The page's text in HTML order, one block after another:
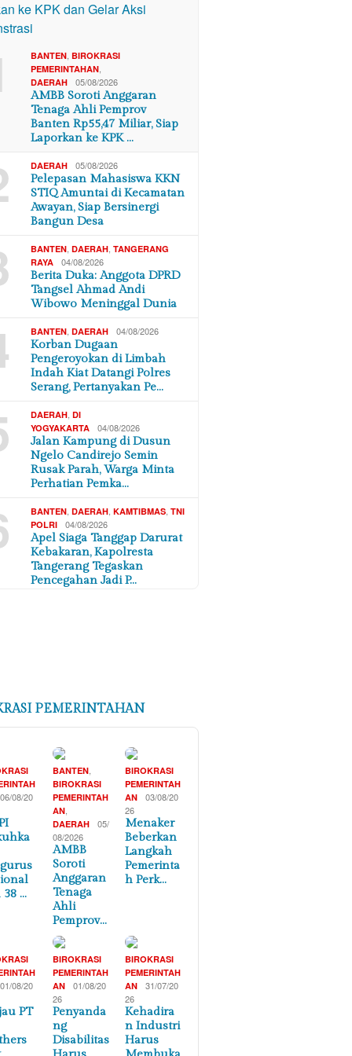
BANTEN ,BIROKRASI
PEMERINTAHAN
DAERAH 05/08/2026
AMBB Soroti Anggaran
Tenaga Ahli Pemprov
Banten Rp55,47 Miliar, Siap
Laporkan ke KPK …
DAERAH 05/08/2026
Pelepasan Mahasiswa KKN
STIQ Amuntai di Kecamatan
Awayan, Siap Bersinergi
Bangun Desa
BANTEN ,DAERAH ,TANGERANG
RAYA
04/08/2026
Berita Duka: Anggota DPRD
Tangsel Ahmad Andi
Wibowo Meninggal Dunia
BANTEN ,DAERAH 04/08/2026
Korban Dugaan
Pengeroyokan di Limbah
Indah Kiat Datangi Polres
Serang, Pertanyakan Pe…
DAERAH ,DI
YOGYAKARTA
04/08/2026
Jalan Kampung di Dusun
Ngelo Candirejo Semin
Rusak Parah, Warga Minta
Perhatian Pemka…
BANTEN ,DAERAH ,KAMTIBMAS ,TNI
POLRI
04/08/2026
Apel Siaga Tanggap Darurat
Kebakaran, Kapolresta
Tangerang Tegaskan
Pencegahan Jadi P…
PEMERINTAHAN
06/08/20
38 …
BANTEN,
BIROKRASI
PEMERINTAH
AN,
DAERAH
05/
08/2026
AMBB
Soroti
Anggaran
Tenaga
Ahli
Pemprov…
BIROKRASI
PEMERINTAH
AN
03/08/20
26
Menaker
Beberkan
Langkah
Pemerinta
h Perk…
01/08/20
PT
BIROKRASI
PEMERINTAH
AN
01/08/20
26
Penyanda
ng
Disabilitas
BIROKRASI
PEMERINTAH
AN
31/07/20
26
Kehadira
n Industri
Harus